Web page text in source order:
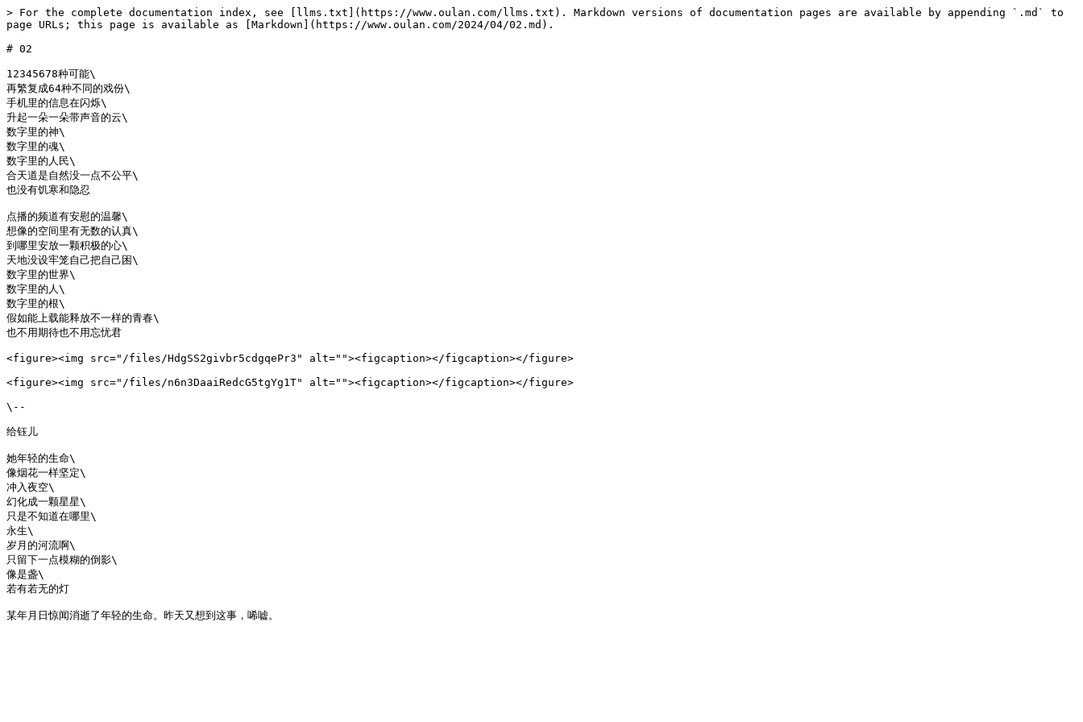
> For the complete documentation index, see [llms.txt](https://www.oulan.com/llms.txt). Markdown versions of documentation pages are available by appending `.md` to
page URLs; this page is available as [Markdown](https://www.oulan.com/2024/04/02.md).
# 02
12345678种可能\
再繁复成64种不同的戏份\
手机里的信息在闪烁\
升起一朵一朵带声音的云\
数字里的神\
数字里的魂\
数字里的人民\
合天道是自然没一点不公平\
也没有饥寒和隐忍
点播的频道有安慰的温馨\
想像的空间里有无数的认真\
到哪里安放一颗积极的心\
天地没设牢笼自己把自己困\
数字里的世界\
数字里的人\
数字里的根\
假如能上载能释放不一样的青春\
也不用期待也不用忘忧君
<figure><img src="/files/HdgSS2givbr5cdgqePr3" alt=""><figcaption></figcaption></figure>
<figure><img src="/files/n6n3DaaiRedcG5tgYg1T" alt=""><figcaption></figcaption></figure>
\--
给钰儿
她年轻的生命\
像烟花一样坚定\
冲入夜空\
幻化成一颗星星\
只是不知道在哪里\
永生\
岁月的河流啊\
只留下一点模糊的倒影\
像是盏\
若有若无的灯